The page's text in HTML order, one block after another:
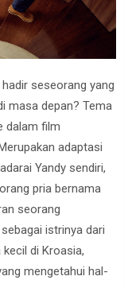
seseorang yang
masa depan? Tema
dalam film
adaptasi
Yandy sendiri,
pria bernama
seorang
istrinya dari
di Kroasia,
mengetahui hal-